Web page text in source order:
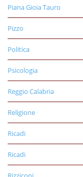
Piana Gioia Tauro
Pizzo
Politica
Psicologia
Reggio Calabria
Religione
Ricadi
Ricadi